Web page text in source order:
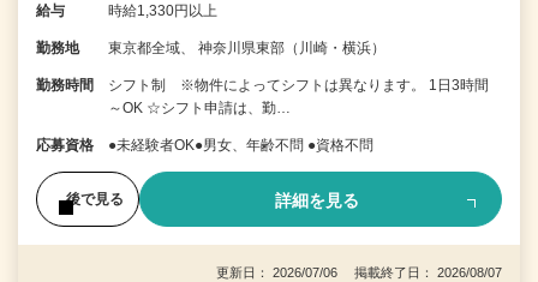
給与 時給1,330円以上
勤務地 東京都全域、 神奈川県東部（川崎・横浜）
勤務時間
シフト制 ※物件によってシフトは異なります。 1日3時間
～OK ☆シフト申請は、勤…
応募資格 ●未経験者OK●男女、年齢不問 ●資格不問
後で見る 詳細を見る
更新日： 2026/07/06 掲載終了日： 2026/08/07